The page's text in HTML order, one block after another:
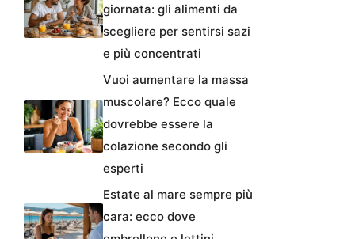
giornata: gli alimenti da
scegliere per sentirsi sazi
e più concentrati
Vuoi aumentare la massa
muscolare? Ecco quale
dovrebbe essere la
colazione secondo gli
esperti
Estate al mare sempre più
cara: ecco dove